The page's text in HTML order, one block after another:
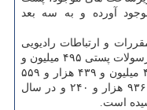
آورده و به سه بعد
و ارتباطات رادیویی
که در سال ۱۳۹۵، ترافیک مرسولات پستی ۴۹۵ میلیون و
۲۳۴ هزار و ۱۱۱ و در سال ۱۳۹۶ به ۴۷۶ میلیون و ۴۳۹ هزار و ۵۵۹
بوده و در سال ۱۳۹۷، به ۳۶۷ میلیون و ۹۳۶ هزار و ۲۴۰ و در سال